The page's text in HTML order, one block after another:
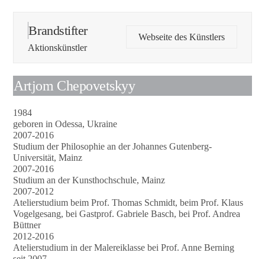
Brandstifter
Aktionskünstler
Webseite des Künstlers
Artjom Chepovetskyy
1984
geboren in Odessa, Ukraine
2007-2016
Studium der Philosophie an der Johannes Gutenberg-
Universität, Mainz
2007-2016
Studium an der Kunsthochschule, Mainz
2007-2012
Atelierstudium beim Prof. Thomas Schmidt, beim Prof. Klaus
Vogelgesang, bei Gastprof. Gabriele Basch, bei Prof. Andrea
Büttner
2012-2016
Atelierstudium in der Malereiklasse bei Prof. Anne Berning